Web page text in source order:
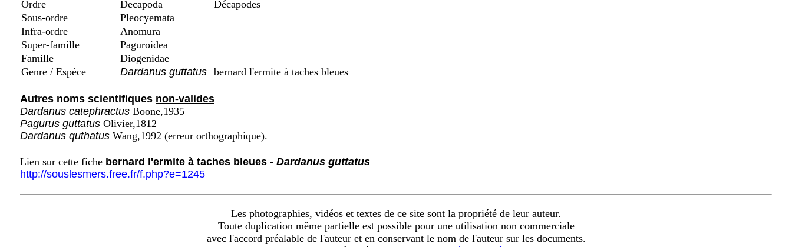
Ordre
Decapoda
Décapodes
Sous-ordre
Pleocyemata
Infra-ordre
Anomura
Super-famille
Paguroidea
Famille
Diogenidae
Genre / Espèce
Dardanus guttatus bernard l'ermite à taches bleues
Autres noms scientifiques non-valides
Dardanus catephractus Boone,1935
Pagurus guttatus Olivier,1812
Dardanus quthatus Wang,1992 (erreur orthographique).
Lien sur cette fiche bernard l'ermite à taches bleues - Dardanus guttatus
http://souslesmers.free.fr/f.php?e=1245
Les photographies, vidéos et textes de ce site sont la propriété de leur auteur.
Toute duplication même partielle est possible pour une utilisation non commerciale
avec l'accord préalable de l'auteur et en conservant le nom de l'auteur sur les documents.